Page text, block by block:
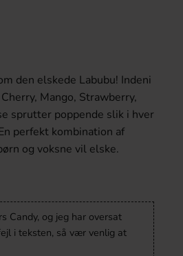
den elskede Labubu! Indeni
Mango, Strawberry,
sprutter poppende slik i hver
perfekt kombination af
og voksne vil elske.
Candy, og jeg har oversat
i teksten, så vær venlig at